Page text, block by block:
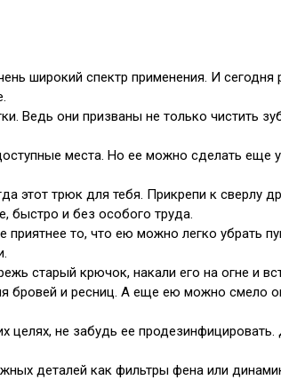
широкий спектр применения. И
Ведь они призваны не только чистить
места. Но ее можно сделать еще
трюк для тебя. Прикрепи к сверлу
быстро и без особого труда.
то, что ею можно легко убрать
старый крючок, накали его на огне и
бровей и ресниц. А еще ею можно смело
не забудь ее
деталей как фильтры фена или